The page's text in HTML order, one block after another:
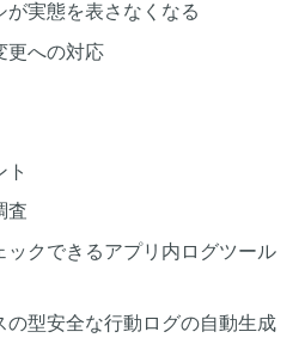
が実態を表さなくなる
更への対応
ト
査
ックできるアプリ内ログツール
の型安全な行動ログの自動生成